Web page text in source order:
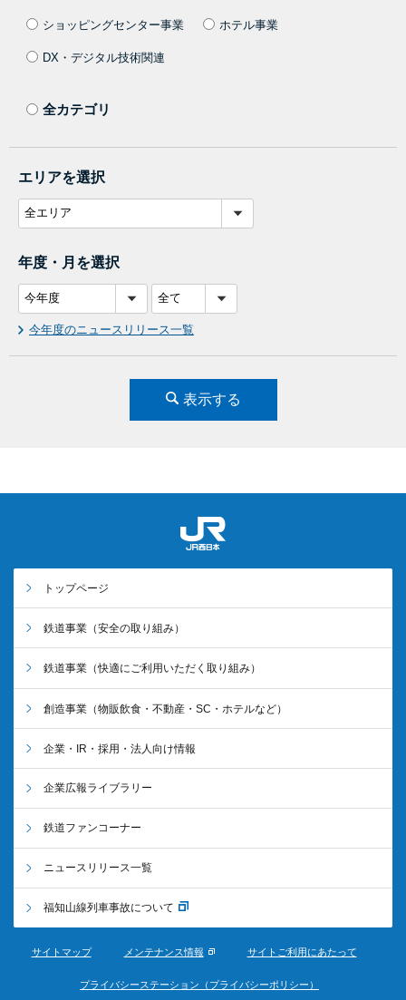
ショッピングセンター事業 ホテル事業
DX・デジタル技術関連
全カテゴリ
エリアを選択
年度・月を選択
今年度のニュースリリース一覧
表示する
トップページ
鉄道事業 （安全の取り組み）
鉄道事業 （快適にご利用いただく取り組み）
創造事業 （物販飲食・不動産・SC・ホテルなど）
企業・IR・採用・法人向け情報
企業広報ライブラリー
鉄道ファンコーナー
ニュースリリース一覧
福知山線列車事故について
サイトマップ メンテナンス情報 サイトご利用にあたって
プライバシーステーション（プライバシーポリシー）